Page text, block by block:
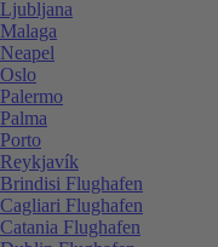
Ljubljana
Malaga
Neapel
Oslo
Palermo
Palma
Porto
Reykjavík
Brindisi Flughafen
Cagliari Flughafen
Catania Flughafen